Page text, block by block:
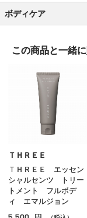
ボディケア
ボディクリーム
ボディオイル
ボディスクラブ
ハンドケア
フットケア
サンケア（ボディ）
この商品と一緒に
ＴＨＲＥＥ
ＴＨＲＥＥ エッセン
シャルセンツ トリー
トメント フルボデ
ィ エマルジョン